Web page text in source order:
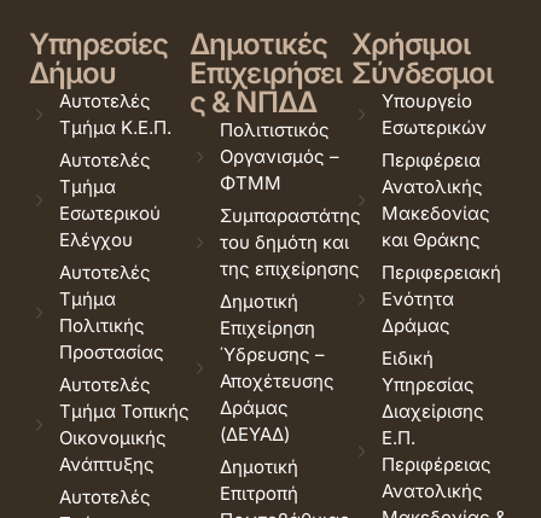
Υπηρεσίες
Δήμου
Αυτοτελές
Τμήμα Κ.Ε.Π.
Αυτοτελές
Τμήμα
Εσωτερικού
Ελέγχου
Αυτοτελές
Τμήμα
Πολιτικής
Προστασίας
Αυτοτελές
Τμήμα Τοπικής
Οικονομικής
Ανάπτυξης
Αυτοτελές
Δημοτικές
Επιχειρήσει
ς & ΝΠΔΔ
Πολιτιστικός
Οργανισμός –
ΦΤΜΜ
Συμπαραστάτης
του δημότη και
της επιχείρησης
Δημοτική
Επιχείρηση
Ύδρευσης –
Αποχέτευσης
Δράμας
(ΔΕΥΑΔ)
Δημοτική
Επιτροπή
Χρήσιμοι
Σύνδεσμοι
Υπουργείο
Εσωτερικών
Περιφέρεια
Ανατολικής
Μακεδονίας
και Θράκης
Περιφερειακή
Ενότητα
Δράμας
Ειδική
Υπηρεσίας
Διαχείρισης
Ε.Π.
Περιφέρειας
Ανατολικής